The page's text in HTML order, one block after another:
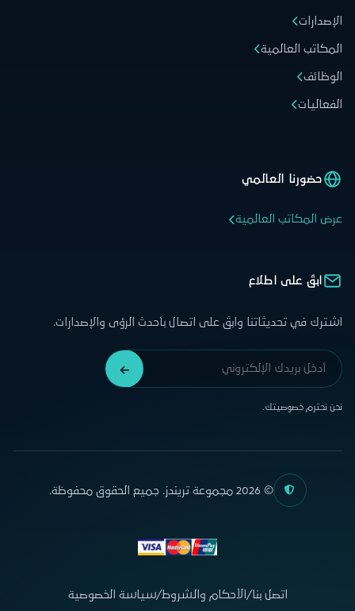
الإصدارات
المكاتب العالمية
الوظائف
الفعاليات
حضورنا العالمي
عرض المكاتب العالمية
ابقَ على اطلاع
اشترك في تحديثاتنا وابقَ على اتصال بأحدث الرؤى والإصدارات.
نحن نحترم خصوصيتك.
© 2026 مجموعة تريندز. جميع الحقوق محفوظة.
اتصل بنا/ الأحكام والشروط/سياسة الخصوصية